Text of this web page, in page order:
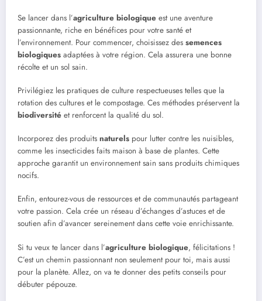
Se lancer dans l’agriculture biologique est une aventure
passionnante, riche en bénéfices pour votre santé et
l’environnement. Pour commencer, choisissez des semences
biologiques adaptées à votre région. Cela assurera une bonne
récolte et un sol sain.
Privilégiez les pratiques de culture respectueuses telles que la
rotation des cultures et le compostage. Ces méthodes préservent la
biodiversité et renforcent la qualité du sol.
Incorporez des produits naturels pour lutter contre les nuisibles,
comme les insecticides faits maison à base de plantes. Cette
approche garantit un environnement sain sans produits chimiques
nocifs.
Enfin, entourez-vous de ressources et de communautés partageant
votre passion. Cela crée un réseau d’échanges d’astuces et de
soutien afin d’avancer sereinement dans cette voie enrichissante.
Si tu veux te lancer dans l’agriculture biologique, félicitations !
C’est un chemin passionnant non seulement pour toi, mais aussi
pour la planète. Allez, on va te donner des petits conseils pour
débuter pépouze.